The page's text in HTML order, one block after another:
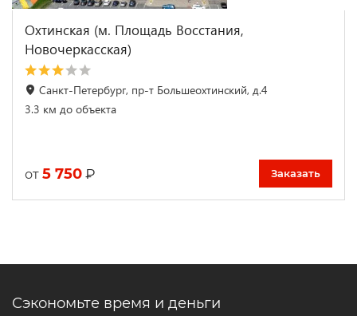
Охтинская (м. Площадь Восстания,
Новочеркасская)
Санкт-Петербург, пр-т Большеохтинский, д.4
3.3 км до объекта
от 5 750 ₽ Заказать
Сэкономьте время и деньги